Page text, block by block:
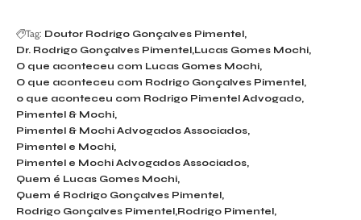
Tag: Doutor Rodrigo Gonçalves Pimentel
Dr. Rodrigo Gonçalves Pimentel Lucas Gomes Mochi
O que aconteceu com Lucas Gomes Mochi
O que aconteceu com Rodrigo Gonçalves Pimentel
o que aconteceu com Rodrigo Pimentel Advogado
Pimentel & Mochi
Pimentel & Mochi Advogados Associados
Pimentel e Mochi
Pimentel e Mochi Advogados Associados
Quem é Lucas Gomes Mochi
Quem é Rodrigo Gonçalves Pimentel
Rodrigo Gonçalves Pimentel Rodrigo Pimentel